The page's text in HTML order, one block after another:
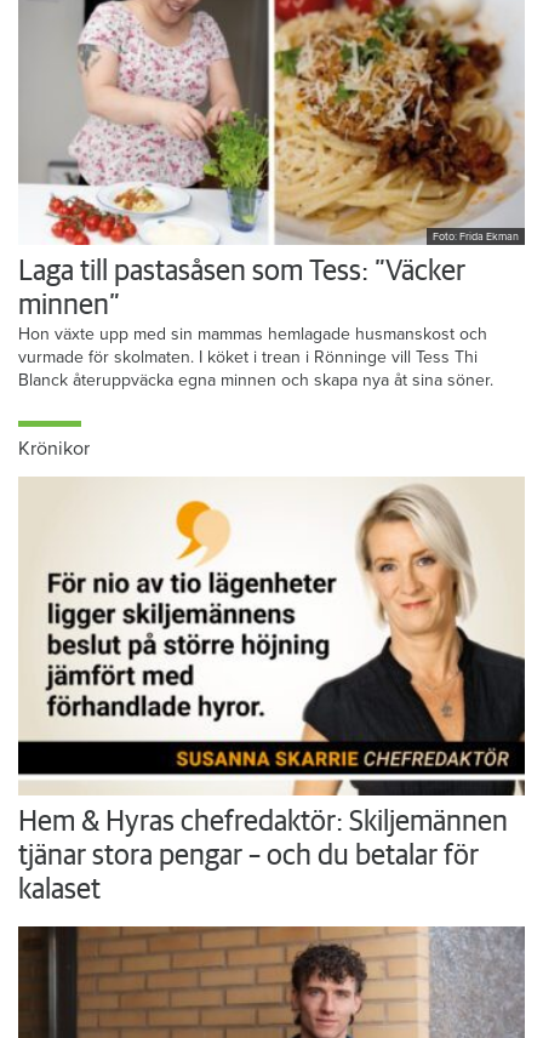
Foto: Frida Ekman
Laga till pastasåsen som Tess: ”Väcker
minnen”
Hon växte upp med sin mammas hemlagade husmanskost och
vurmade för skolmaten. I köket i trean i Rönninge vill Tess Thi
Blanck återuppväcka egna minnen och skapa nya åt sina söner.
Krönikor
Hem & Hyras chefredaktör: Skiljemännen
tjänar stora pengar – och du betalar för
kalaset